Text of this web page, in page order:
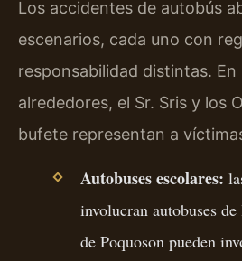
Los accidentes de autobús
escenarios, cada uno con
responsabilidad distintas. En
alrededores, el Sr. Sris y los
bufete representan a
Autobuses escolares:
involucran autobuses
de Poquoson pueden